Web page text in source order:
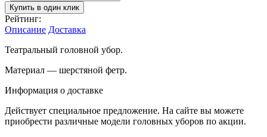
Купить в один клик
Рейтинг:
Описание Доставка
Театральный головной убор.
Материал — шерстяной фетр.
Информация о доставке
Действует специальное предложение. На сайте вы можете
приобрести различные модели головных уборов по акции.